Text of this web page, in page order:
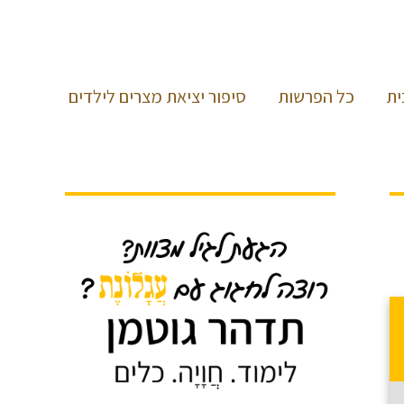
כל הפרשות סיפור יציאת מצרים לילדים